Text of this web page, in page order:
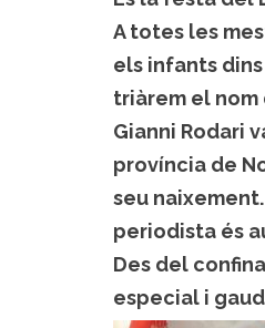
A totes les
els infants
triàrem el nom
Gianni Rodari
província de
seu
periodista és
Des del
especial i